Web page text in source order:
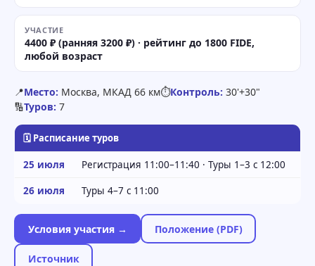
УЧАСТИЕ
4400 ₽ (ранняя 3200 ₽) · рейтинг до 1800 FIDE,
любой возраст
📍Место: Москва, МКАД 66 км⏱Контроль: 30'+30"
🔢Туров: 7
🗓 Расписание туров
25 июля Регистрация 11:00–11:40 · Туры 1–3 с 12:00
26 июля Туры 4–7 с 11:00
Условия участия → Положение (PDF)
Источник